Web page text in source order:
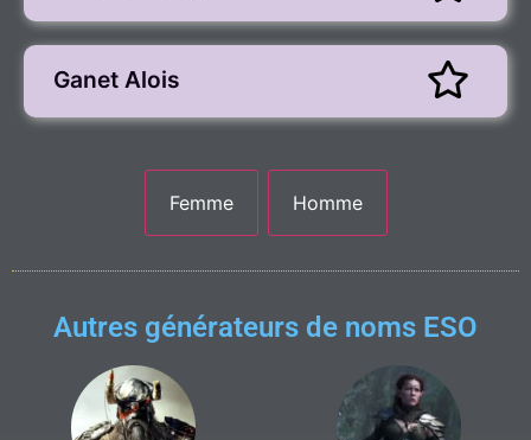
Ganet Alois
Autres générateurs de noms ESO